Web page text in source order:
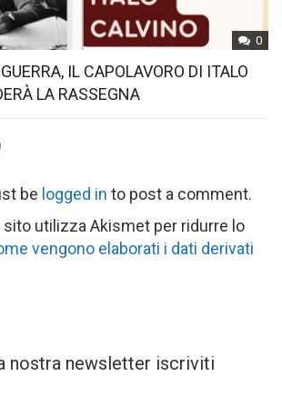
0
IL CAPOLAVORO DI ITALO
LA RASSEGNA
be logged in to post a comment.
sito utilizza Akismet per ridurre lo
vengono elaborati i dati derivati
nostra newsletter iscriviti